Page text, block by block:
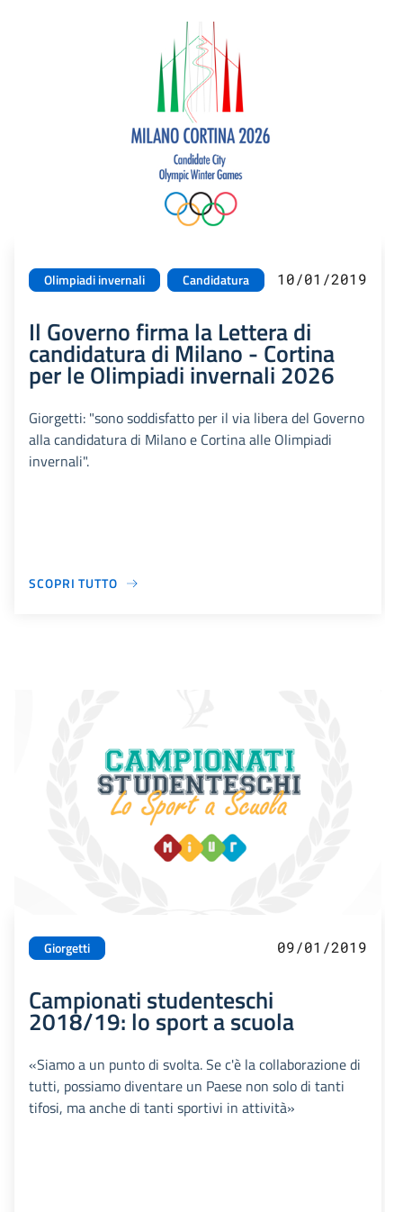
Olimpiadi invernali Candidatura 10/01/2019
Il Governo firma la Lettera di
candidatura di Milano - Cortina
per le Olimpiadi invernali 2026
Giorgetti: "sono soddisfatto per il via libera del Governo
alla candidatura di Milano e Cortina alle Olimpiadi
invernali".
SCOPRI TUTTO
Giorgetti 09/01/2019
Campionati studenteschi
2018/19: lo sport a scuola
«Siamo a un punto di svolta. Se c'è la collaborazione di
tutti, possiamo diventare un Paese non solo di tanti
tifosi, ma anche di tanti sportivi in attività»